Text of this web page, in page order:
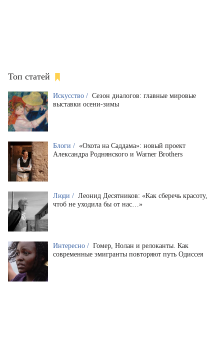
Топ статей
Искусство / Сезон диалогов: главные мировые
выставки осени-зимы
Блоги / «Охота на Саддама»: новый проект
Александра Роднянского и Warner Brothers
Люди / Леонид Десятников: «Как сберечь красоту,
чтоб не уходила бы от нас…»
Интересно / Гомер, Нолан и релоканты. Как
современные эмигранты повторяют путь Одиссея